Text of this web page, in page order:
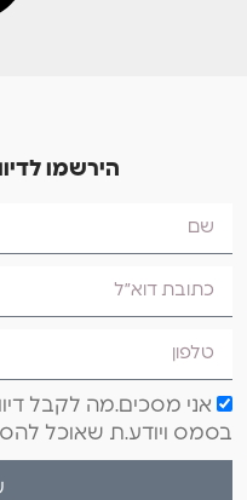
הירשמו
אני מסכים.מה לקבל
בסמס ויודע.ת שאוכל